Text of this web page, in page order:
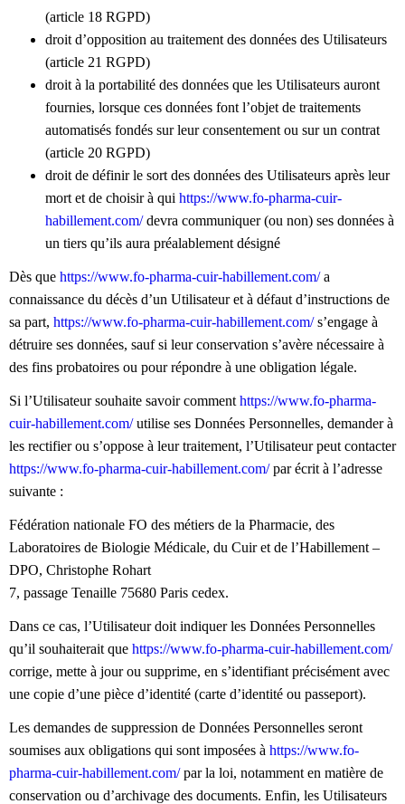
(article 18 RGPD)
droit d’opposition au traitement des données des Utilisateurs
(article 21 RGPD)
droit à la portabilité des données que les Utilisateurs auront
fournies, lorsque ces données font l’objet de traitements
automatisés fondés sur leur consentement ou sur un contrat
(article 20 RGPD)
droit de définir le sort des données des Utilisateurs après leur
mort et de choisir à qui https://www.fo-pharma-cuir-
habillement.com/devra communiquer (ou non) ses données à
un tiers qu’ils aura préalablement désigné
Dès que https://www.fo-pharma-cuir-habillement.com/a
connaissance du décès d’un Utilisateur et à défaut d’instructions de
sa part, https://www.fo-pharma-cuir-habillement.com/s’engage à
détruire ses données, sauf si leur conservation s’avère nécessaire à
des fins probatoires ou pour répondre à une obligation légale.
Si l’Utilisateur souhaite savoir comment https://www.fo-pharma-
cuir-habillement.com/utilise ses Données Personnelles, demander à
les rectifier ou s’oppose à leur traitement, l’Utilisateur peut contacter
https://www.fo-pharma-cuir-habillement.com/par écrit à l’adresse
suivante :
Fédération nationale FO des métiers de la Pharmacie, des
Laboratoires de Biologie Médicale, du Cuir et de l’Habillement –
DPO, Christophe Rohart
7, passage Tenaille 75680 Paris cedex.
Dans ce cas, l’Utilisateur doit indiquer les Données Personnelles
qu’il souhaiterait que https://www.fo-pharma-cuir-habillement.com/
corrige, mette à jour ou supprime, en s’identifiant précisément avec
une copie d’une pièce d’identité (carte d’identité ou passeport).
Les demandes de suppression de Données Personnelles seront
soumises aux obligations qui sont imposées à https://www.fo-
pharma-cuir-habillement.com/par la loi, notamment en matière de
conservation ou d’archivage des documents. Enfin, les Utilisateurs